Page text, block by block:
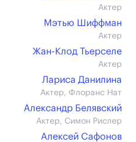
Актер
Мэтью Шиффман
Актер
Жан-Клод Тьерселе
Актер
Лариса Данилина
Актер, Флоранс Нат
Александр Белявский
Актер, Симон Рислер
Алексей Сафонов